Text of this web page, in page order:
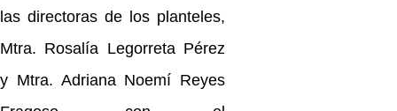
las directoras de los planteles,
Mtra. Rosalía Legorreta Pérez
y Mtra. Adriana Noemí Reyes